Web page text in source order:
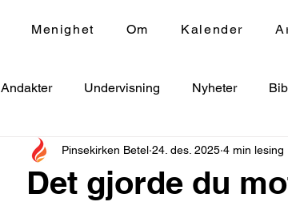
Menighet Om Kalender
Andakter Undervisning Nyheter
Det gjorde du
Pinsekirken Betel 24. des. 2025 4 min lesing